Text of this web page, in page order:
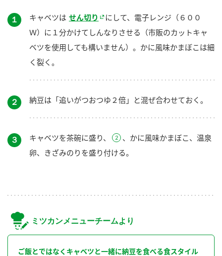
１ キャベツは せん切り
にして、電子レンジ（６００
Ｗ）に１分かけてしんなりさせる（市販のカットキャ
ベツを使用しても構いません）。かに風味かまぼこは細
く裂く。
２ 納豆は「追いがつおつゆ２倍」と混ぜ合わせておく。
３ キャベツを茶碗に盛り、
、かに風味かまぼこ、温泉
卵、きざみのりを盛り付ける。
ミツカンメニューチームより
ご飯とではなくキャベツと一緒に納豆を食べる食スタイル